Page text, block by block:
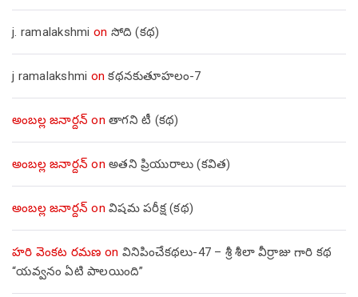
j. ramalakshmi on సోది (కథ)
j ramalakshmi onకథనకుతూహలం-7
అంబల్ల జనార్దన్ on తాగని టీ (కథ)
అంబల్ల జనార్దన్ on అతని ప్రియురాలు (కవిత)
అంబల్ల జనార్దన్ on విషమ పరీక్ష (క‌థ‌)
హరి వెంకట రమణ on వినిపించేకథలు-47 – శ్రీ శీలా వీర్రాజు గారి కథ
“యవ్వనం ఏటి పాలయింది”